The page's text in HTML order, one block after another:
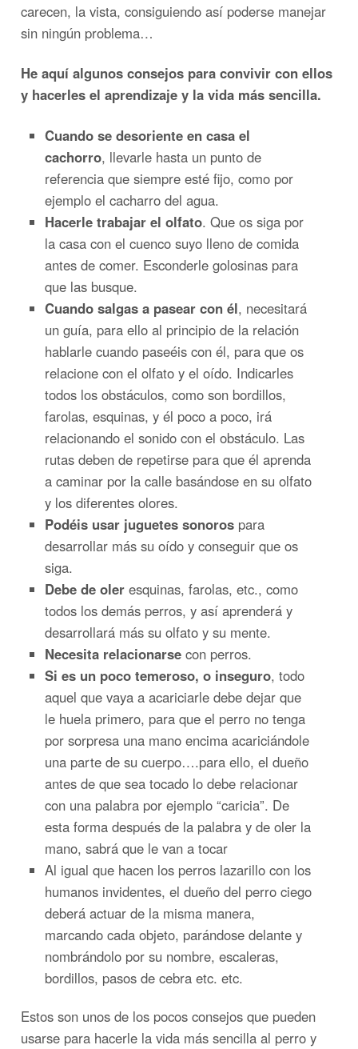
carecen, la vista, consiguiendo así poderse manejar
sin ningún problema…
He aquí algunos consejos para convivir con ellos
y hacerles el aprendizaje y la vida más sencilla.
Cuando se desoriente en casa el
cachorro, llevarle hasta un punto de
referencia que siempre esté fijo, como por
ejemplo el cacharro del agua.
Hacerle trabajar el olfato. Que os siga por
la casa con el cuenco suyo lleno de comida
antes de comer. Esconderle golosinas para
que las busque.
Cuando salgas a pasear con él, necesitará
un guía, para ello al principio de la relación
hablarle cuando paseéis con él, para que os
relacione con el olfato y el oído. Indicarles
todos los obstáculos, como son bordillos,
farolas, esquinas, y él poco a poco, irá
relacionando el sonido con el obstáculo. Las
rutas deben de repetirse para que él aprenda
a caminar por la calle basándose en su olfato
y los diferentes olores.
Podéis usar juguetes sonoros para
desarrollar más su oído y conseguir que os
siga.
Debe de oler esquinas, farolas, etc., como
todos los demás perros, y así aprenderá y
desarrollará más su olfato y su mente.
Necesita relacionarse con perros.
Si es un poco temeroso, o inseguro, todo
aquel que vaya a acariciarle debe dejar que
le huela primero, para que el perro no tenga
por sorpresa una mano encima acariciándole
una parte de su cuerpo….para ello, el dueño
antes de que sea tocado lo debe relacionar
con una palabra por ejemplo “caricia”. De
esta forma después de la palabra y de oler la
mano, sabrá que le van a tocar
Al igual que hacen los perros lazarillo con los
humanos invidentes, el dueño del perro ciego
deberá actuar de la misma manera,
marcando cada objeto, parándose delante y
nombrándolo por su nombre, escaleras,
bordillos, pasos de cebra etc. etc.
Estos son unos de los pocos consejos que pueden
usarse para hacerle la vida más sencilla al perro y